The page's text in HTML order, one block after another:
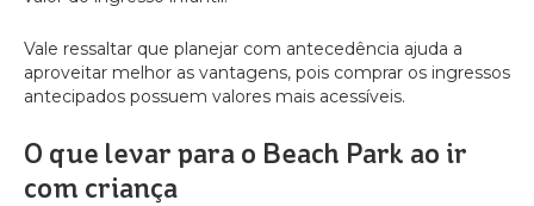
Vale ressaltar que planejar com antecedência ajuda a
aproveitar melhor as vantagens, pois comprar os ingressos
antecipados possuem valores mais acessíveis.
O que levar para o Beach Park ao ir
com criança